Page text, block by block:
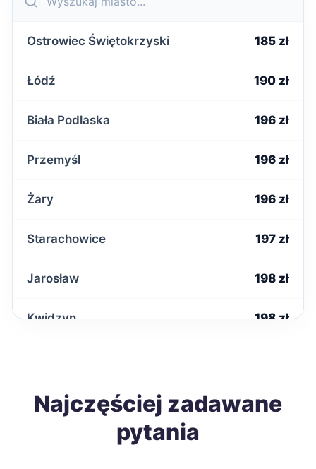
Ostrowiec Świętokrzyski 185 zł
Łódź 190 zł
Biała Podlaska 196 zł
Przemyśl 196 zł
Żary 196 zł
Starachowice 197 zł
Jarosław 198 zł
Kwidzyn 198 zł
Nowa Sól 198 zł
Najczęściej zadawane
pytania